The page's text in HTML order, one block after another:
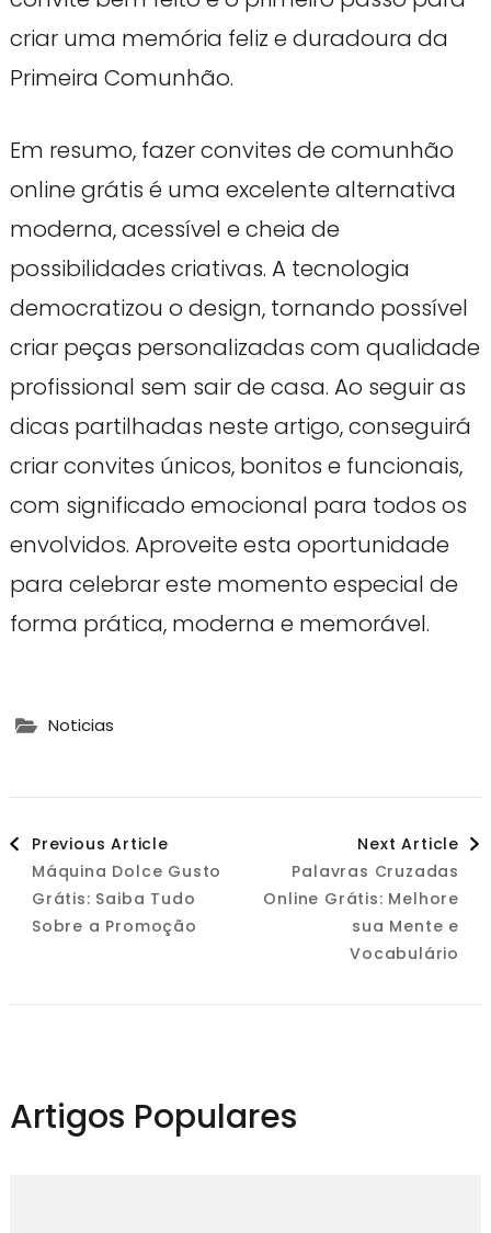
criar uma memória feliz e duradoura da
Primeira Comunhão.
Em resumo, fazer convites de comunhão
online grátis é uma excelente alternativa
moderna, acessível e cheia de
possibilidades criativas. A tecnologia
democratizou o design, tornando possível
criar peças personalizadas com qualidade
profissional sem sair de casa. Ao seguir as
dicas partilhadas neste artigo, conseguirá
criar convites únicos, bonitos e funcionais,
com significado emocional para todos os
envolvidos. Aproveite esta oportunidade
para celebrar este momento especial de
forma prática, moderna e memorável.
Noticias
Post
Navigation
Previous Article
Máquina Dolce Gusto
Grátis: Saiba Tudo
Sobre a Promoção
Next Article
Palavras Cruzadas
Online Grátis: Melhore
sua Mente e
Vocabulário
Artigos Populares